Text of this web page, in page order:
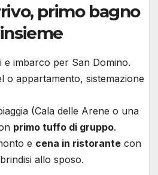
primo bagno
e imbarco per San Domino.
o appartamento, sistemazione
(Cala delle Arene o una
primo tuffo di gruppo.
e cena in ristorante con
allo sposo.